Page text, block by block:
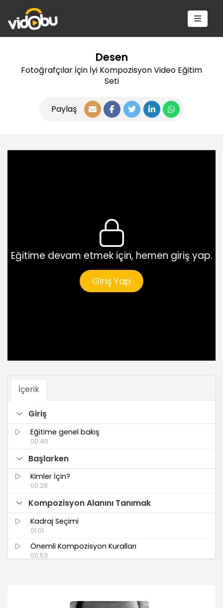
Desen
Fotoğrafçılar İçin İyi Kompozisyon Video Eğitim
Seti
Paylaş
Eğitime devam etmek için, hemen giriş yap.
Giriş Yap
İçerik
Giriş
Eğitime genel bakış
00:40
Başlarken
Kimler İçin?
00:28
Kompozisyon Alanını Tanımak
Kadraj Seçimi
01:01
Önemli Kompozisyon Kuralları
00:53